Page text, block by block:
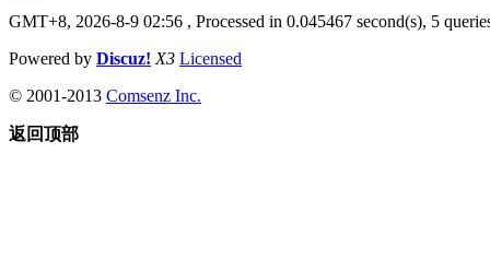
GMT+8, 2026-8-9 02:56 , Processed in 0.045467 second(s), 5
Powered by Discuz! X3 Licensed
© 2001-2013 Comsenz Inc.
返回顶部